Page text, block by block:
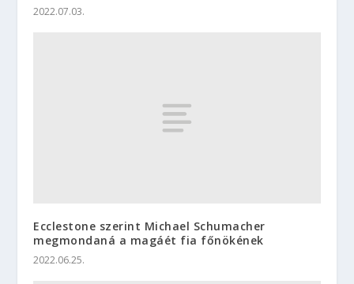
2022.07.03.
Ecclestone szerint Michael Schumacher
megmondaná a magáét fia főnökének
2022.06.25.